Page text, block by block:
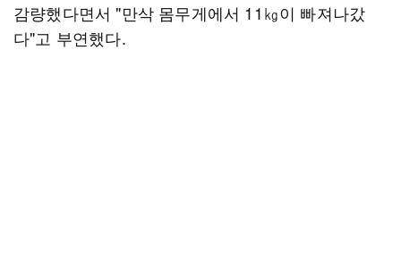
감량했다면서 "만삭 몸무게에서 11㎏이 빠져나갔
다"고 부연했다.